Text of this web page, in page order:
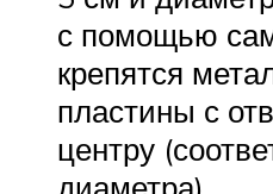
с помощью
крепятся
пластины с
центру
диаметра).